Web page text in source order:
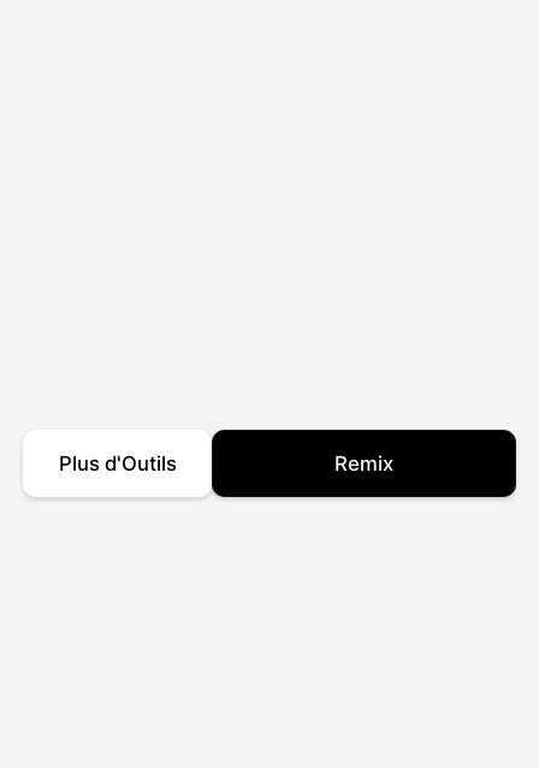
Plus d'Outils Remix